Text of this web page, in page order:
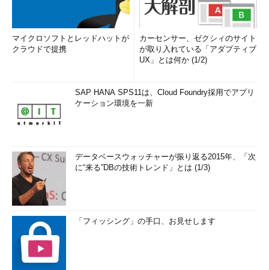
マイクロソフトとレッドハットが
クラウドで提携
カーセンサー、ゼクシィのサイト
が取り入れている「アダプティブ
UX」とは何か (1/2)
SAP HANA SPS11は、Cloud Foundry採用でアプリ
ケーション環境を一新
データベースウォッチャーが振り返る2015年、「次
に“来る”DBの技術トレンド」とは (1/3)
「フィッシング」の手口、お見せします